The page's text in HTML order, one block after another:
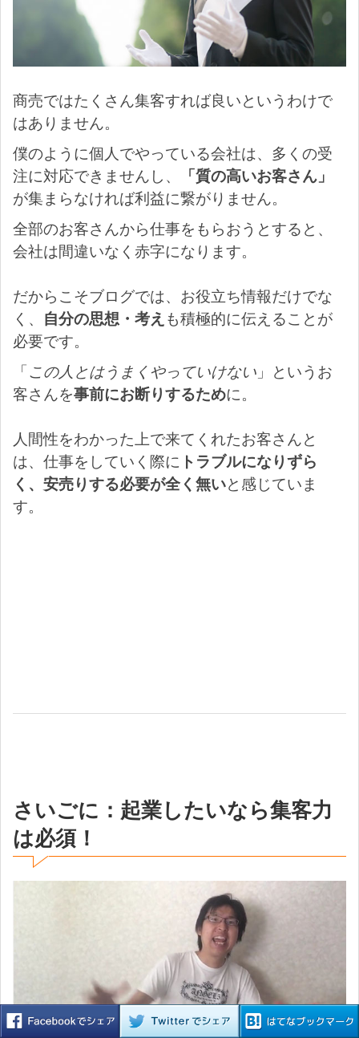
商売ではたくさん集客すれば良いというわけで
はありません。
僕のように個人でやっている会社は、多くの受
注に対応できませんし、
「質の高いお客さん」
が集まらなければ利益に繋がりません。
全部のお客さんから仕事をもらおうとすると、
会社は間違いなく赤字になります。
だからこそブログでは、お役立ち情報だけでな
く、 自分の思想・考え も積極的に伝えることが
必要です。
「この人とはうまくやっていけない 」というお
客さんを事前にお断りするために。
人間性をわかった上で来てくれたお客さんと
は、仕事をしていく際に トラブルになりずら
く、安売りする必要が全く無いと感じていま
す。
さいごに：起業したいなら集客力
は必須！